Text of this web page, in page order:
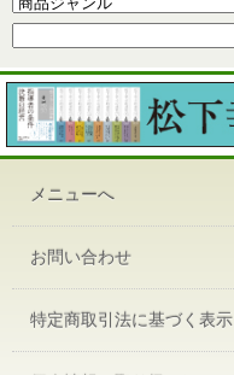
メニューへ
お問い合わせ
特定商取引法に基づく表示